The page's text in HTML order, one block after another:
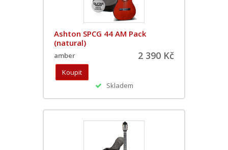
Ashton SPCG 44 AM Pack
(natural)
amber 2 390 Kč
Skladem